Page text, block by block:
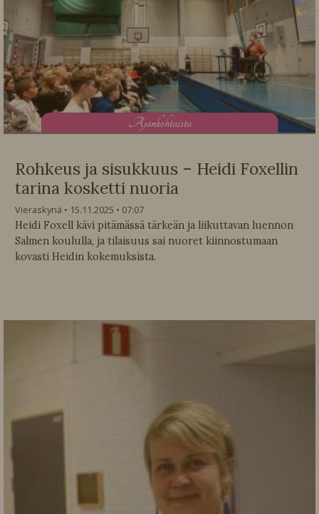
Ajankohtaista
Rohkeus ja sisukkuus – Heidi Foxellin
tarina kosketti nuoria
Vieraskynä 15.11.2025
07:07
Heidi Foxell kävi pitämässä tärkeän ja liikuttavan luennon
Salmen koululla, ja tilaisuus sai nuoret kiinnostumaan
kovasti Heidin kokemuksista.